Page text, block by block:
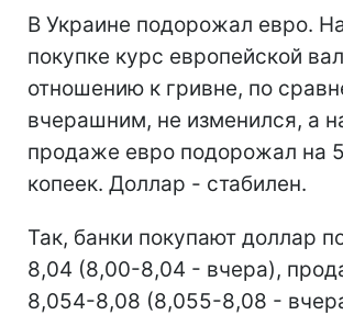
В Украине подорожал евро.
покупке курс европейской
отношению к гривне, по
вчерашним, не изменился, а
продаже евро подорожал на 5
копеек. Доллар - стабилен.
Так, банки покупают доллар
8,04 (8,00-8,04 - вчера),
8,054-8,08 (8,055-8,08 -